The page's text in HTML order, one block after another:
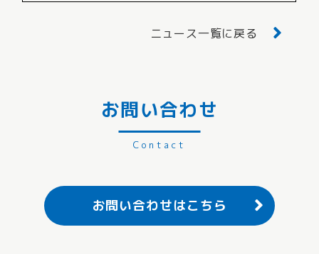
ニュース一覧に戻る
お問い合わせ
お問い合わせはこちら